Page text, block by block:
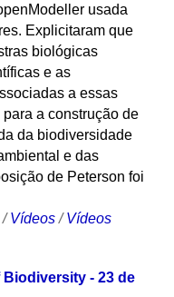
usada
Explicitaram que
biológicas
e as
a essas
a construção de
da biodiversidade
e das
de Peterson foi
/Vídeos /Vídeos
- 23 de